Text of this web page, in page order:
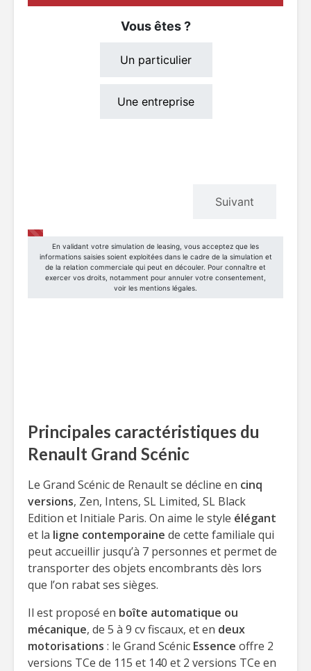
Principales caractéristiques du
Renault Grand Scénic
Le Grand Scénic de Renault se décline en cinq
versions, Zen, Intens, SL Limited, SL Black
Edition et Initiale Paris. On aime le style élégant
et la ligne contemporaine de cette familiale qui
peut accueillir jusqu’à 7 personnes et permet de
transporter des objets encombrants dès lors
que l’on rabat ses sièges.
Il est proposé en boîte automatique ou
mécanique, de 5 à 9 cv fiscaux, et en deux
motorisations : le Grand Scénic Essence offre 2
versions TCe de 115 et 140 et 2 versions TCe en